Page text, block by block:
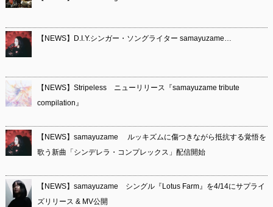
【NEWS】D.I.Y.シンガー・ソングライター samayuzame…
【NEWS】Stripeless ニューリリース『samayuzame tribute
compilation』
【NEWS】samayuzame ルッキズムに傷つきながら抵抗する覚悟を
歌う新曲「シンデレラ・コンプレックス」配信開始
【NEWS】samayuzame シングル『Lotus Farm』を4/14にサプライ
ズリリース & MV公開